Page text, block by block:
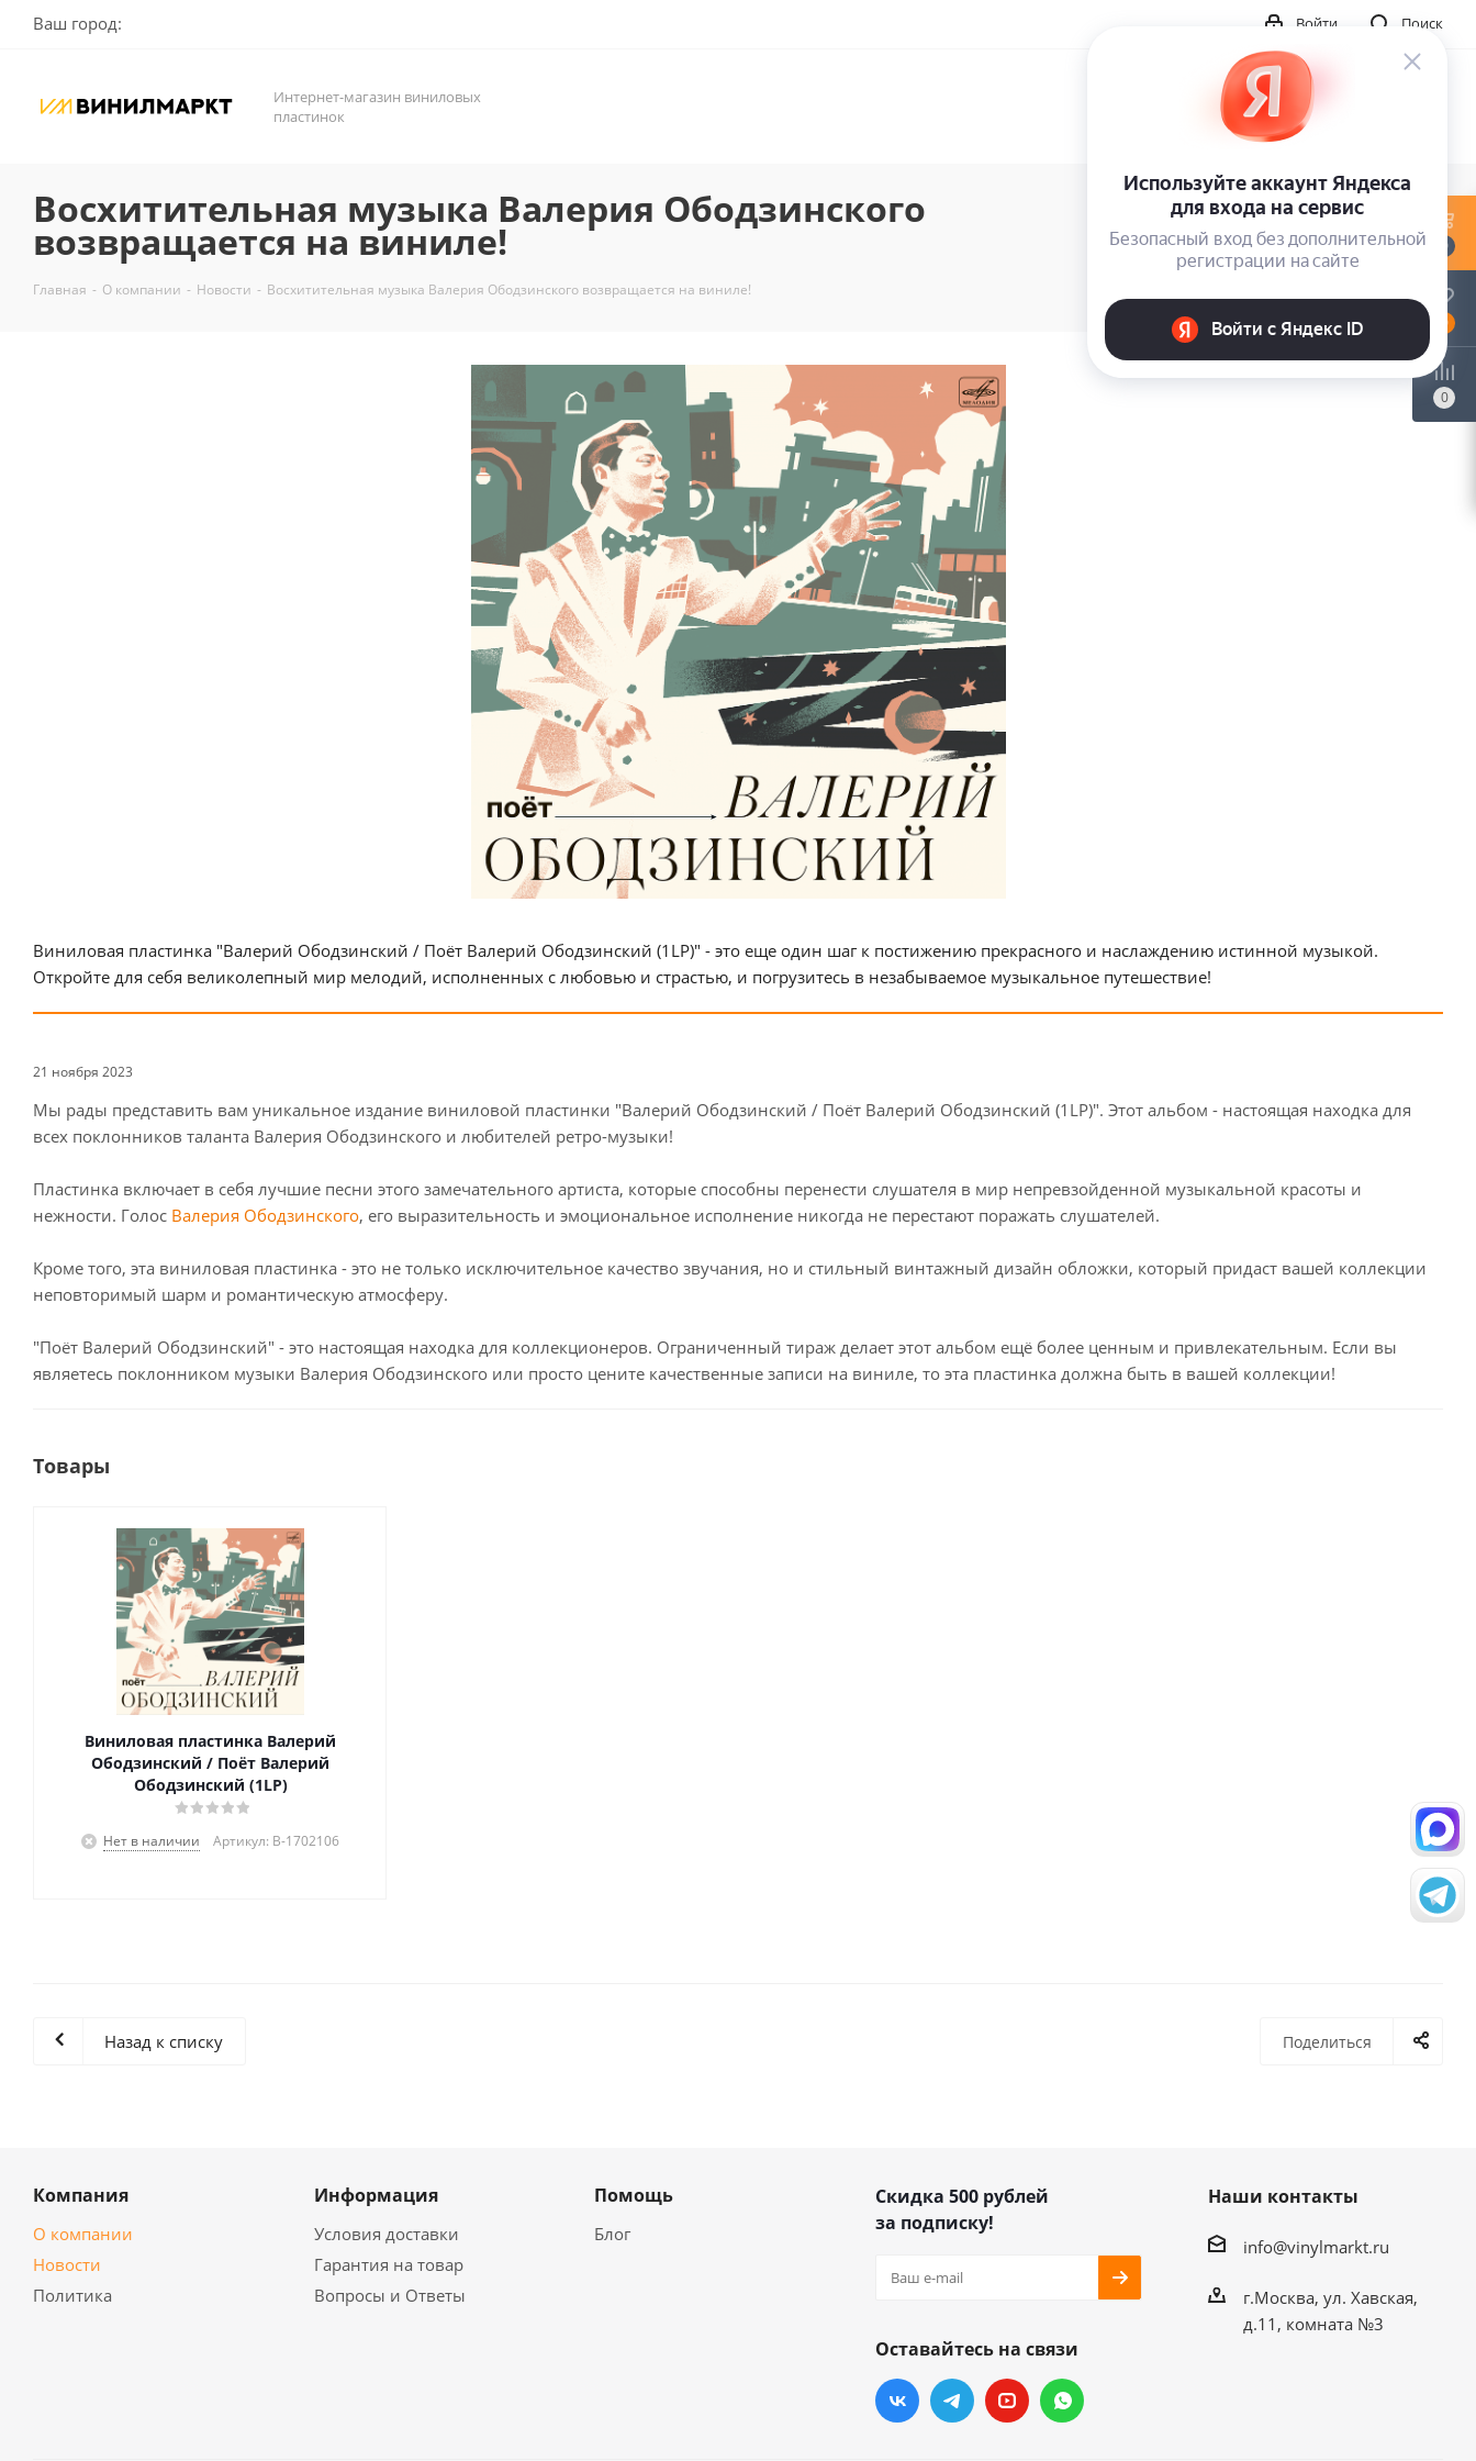
Ваш город: Поиск
Войти
Интернет-магазин виниловых
пластинок
Восхитительная музыка Валерия Ободзинского
возвращается на виниле!
Главная - О компании - Новости - Восхитительная музыка Валерия Ободзинского возвращается на виниле!
Виниловая пластинка "Валерий Ободзинский / Поёт Валерий Ободзинский (1LP)" - это еще один шаг к постижению прекрасного и наслаждению истинной музыкой.
Откройте для себя великолепный мир мелодий, исполненных с любовью и страстью, и погрузитесь в незабываемое музыкальное путешествие!
21 ноября 2023
Мы рады представить вам уникальное издание виниловой пластинки "Валерий Ободзинский / Поёт Валерий Ободзинский (1LP)". Этот альбом - настоящая находка для
всех поклонников таланта Валерия Ободзинского и любителей ретро-музыки!
Пластинка включает в себя лучшие песни этого замечательного артиста, которые способны перенести слушателя в мир непревзойденной музыкальной красоты и
нежности. Голос Валерия Ободзинского, его выразительность и эмоциональное исполнение никогда не перестают поражать слушателей.
Кроме того, эта виниловая пластинка - это не только исключительное качество звучания, но и стильный винтажный дизайн обложки, который придаст вашей коллекции
неповторимый шарм и романтическую атмосферу.
"Поёт Валерий Ободзинский" - это настоящая находка для коллекционеров. Ограниченный тираж делает этот альбом ещё более ценным и привлекательным. Если вы
являетесь поклонником музыки Валерия Ободзинского или просто цените качественные записи на виниле, то эта пластинка должна быть в вашей коллекции!
Товары
Виниловая пластинка Валерий
Ободзинский / Поёт Валерий
Ободзинский (1LP)
Нет в наличии Артикул: B-1702106
Поделиться
Назад к списку
Компания
О компании
Новости
Политика
Информация
Условия доставки
Гарантия на товар
Вопросы и Ответы
Помощь
Блог
Скидка 500 рублей
за подписку!
Оставайтесь на связи
Наши контакты
info@vinylmarkt.ru
г.Москва, ул. Хавская,
д.11, комната №3
0
0
0